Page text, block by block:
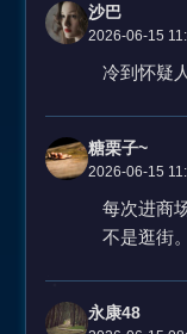
沙巴
2026-06-15
冷到怀疑
糖栗子~
2026-06-15
每次进商
不是逛街。
永康48